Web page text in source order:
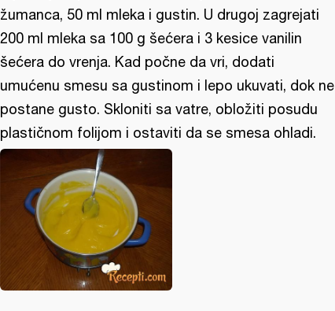
žumanca, 50 ml mleka i gustin. U drugoj zagrejati
200 ml mleka sa 100 g šećera i 3 kesice vanilin
šećera do vrenja. Kad počne da vri, dodati
umućenu smesu sa gustinom i lepo ukuvati, dok ne
postane gusto. Skloniti sa vatre, obložiti posudu
plastičnom folijom i ostaviti da se smesa ohladi.